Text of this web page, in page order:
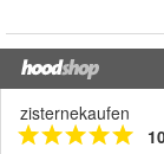
zisternekaufen